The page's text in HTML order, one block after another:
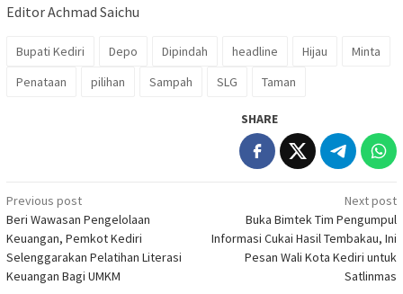
Editor Achmad Saichu
Bupati Kediri Depo Dipindah headline Hijau
Minta
Penataan
pilihan Sampah SLG Taman
SHARE
Post
navigation
Previous post
Beri Wawasan Pengelolaan
Keuangan, Pemkot Kediri
Selenggarakan Pelatihan Literasi
Keuangan Bagi UMKM
Next post
Buka Bimtek Tim Pengumpul
Informasi Cukai Hasil Tembakau, Ini
Pesan Wali Kota Kediri untuk
Satlinmas